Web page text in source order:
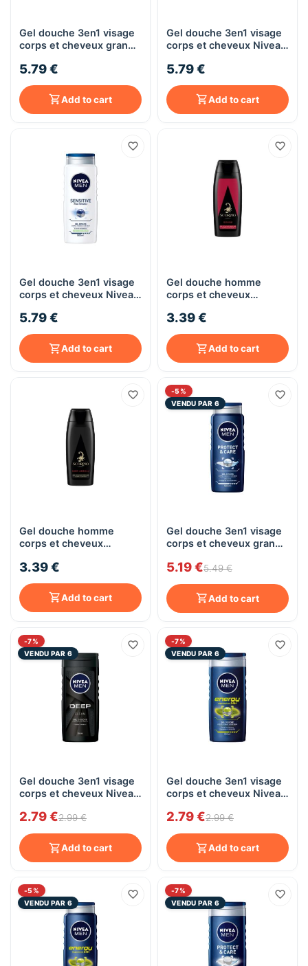
Gel douche 3en1 visage
corps et cheveux grand
PROTECT&CARE, 500mL
5.79 €
Add to cart
Gel douche 3en1 visage
corps et cheveux Nivea
5.79 €
Add to cart
Gel douche 3en1 visage
corps et cheveux Nivea
5.79 €
Add to cart
Gel douche homme
corps et cheveux
3.39 €
Add to cart
Gel douche homme
corps et cheveux
250mL
3.39 €
Add to cart
-5%
VENDU PAR 6
Gel douche 3en1 visage
corps et cheveux grand
PROTECT&CARE, 500mL
5.19 €5.49 €
Add to cart
-7%
VENDU PAR 6
Gel douche 3en1 visage
corps et cheveux Nivea
2.79 €2.99 €
Add to cart
-7%
VENDU PAR 6
Gel douche 3en1 visage
corps et cheveux Nivea
2.79 €2.99 €
Add to cart
-5%
VENDU PAR 6
-7%
VENDU PAR 6